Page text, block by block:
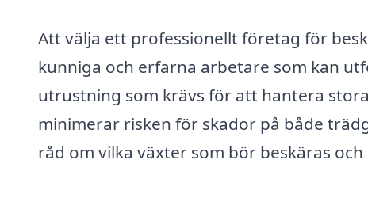
Att välja ett professionellt företag för
kunniga och erfarna arbetare som kan
utrustning som krävs för att hantera
minimerar risken för skador på både
råd om vilka växter som bör beskäras